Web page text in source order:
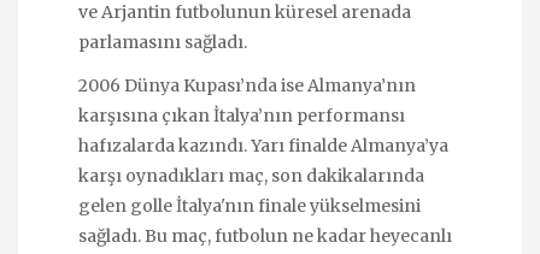
ve Arjantin futbolunun küresel arenada
parlamasını sağladı.
2006 Dünya Kupası’nda ise Almanya’nın
karşısına çıkan İtalya’nın performansı
hafızalarda kazındı. Yarı finalde Almanya’ya
karşı oynadıkları maç, son dakikalarında
gelen golle İtalya'nın finale yükselmesini
sağladı. Bu maç, futbolun ne kadar heyecanlı